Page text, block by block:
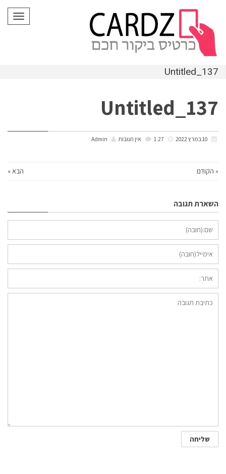
תפריט
Untitled_137
Untitled_137
אין תגובות Admin
« הקודם הבא »
השארת תגובה